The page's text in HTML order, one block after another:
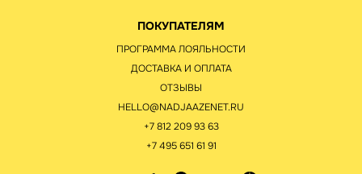
ПОКУПАТЕЛЯМ
ПРОГРАММА ЛОЯЛЬНОСТИ
ДОСТАВКА И ОПЛАТА
ОТЗЫВЫ
HELLO@NADJAAZENET.RU
+7 812 209 93 63
+7 495 651 61 91